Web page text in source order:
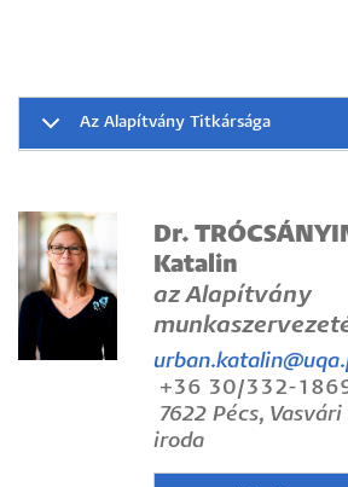
Az Alapítvány Titkársága
Dr.
Katalin
az Alapítvány
+36 30/332-
7622 Pécs,
iroda